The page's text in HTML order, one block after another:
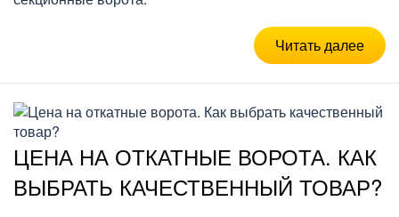
Читать далее
ЦЕНА НА ОТКАТНЫЕ ВОРОТА. КАК
ВЫБРАТЬ КАЧЕСТВЕННЫЙ ТОВАР?